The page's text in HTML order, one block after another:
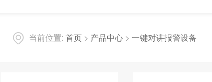
当前位置: 首页 > 产品中心 > 一键对讲报警设备